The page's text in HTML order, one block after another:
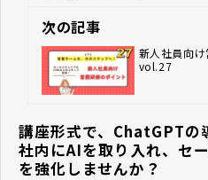
次の記事
新人社員向
vol.27
講座形式で、ChatGPTの
社内にAIを取り入れ、セ
を強化しませんか？